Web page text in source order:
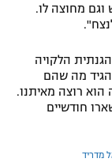
מחוצה לו.
הלקויה
מה שהם
הוא רוצה מאיתנו.
חודשיים
מדריד